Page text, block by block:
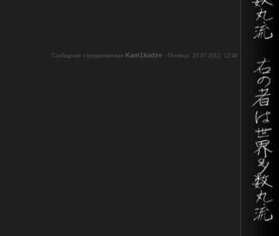
Сообщение отредактировал Kam1kadze - Пятница, 20.07.2012, 12:49